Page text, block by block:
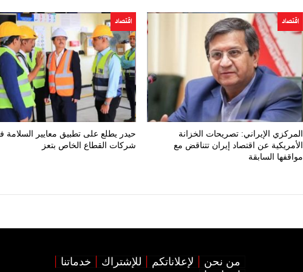
اقتصاد
المركزي الإيراني: تصريحات الخزانة
الأمريكية عن اقتصاد إيران تتناقض مع
مواقفها السابقة
اقتصاد
حيدر يطلع على تطبيق معايير السلامة
شركات القطاع الخاص بتعز
من نحن لإعلاناتكم للإشتراك
خدماتنا